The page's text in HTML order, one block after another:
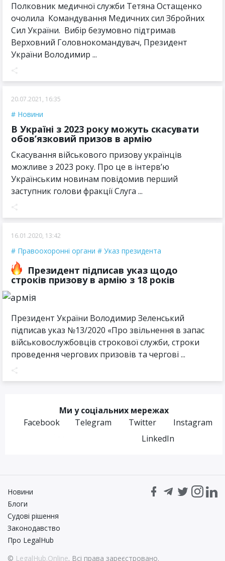
Полковник медичної служби Тетяна Остащенко
очолила Командування Медичних сил Збройних
Сил України. Вибір безумовно підтримав
Верховний Головнокомандувач, Президент
України Володимир ...
20.07.2021, 16:35
Новини
В Україні з 2023 року можуть скасувати
обов’язковий призов в армію
Скасування військового призову українців
можливе з 2023 року. Про це в інтерв’ю
Українським новинам повідомив перший
заступник голови фракції Слуга ...
16.01.2020, 13:42
Правоохоронні органи Указ президента
Президент підписав указ щодо
строків призову в армію з 18 років
Президент України Володимир Зеленський
підписав указ №13/2020 «Про звільнення в запас
військовослужбовців строкової служби, строки
проведення чергових призовів та чергові ...
Ми у соціальних мережах
Facebook
Telegram Twitter
Instagram
LinkedIn
© LegalHub.Online. Всі права зареєстровано.
Новини
Блоги
Судові рішення
Законодавство
Про LegalHub